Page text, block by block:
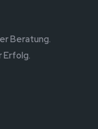
Beratung.
Erfolg.